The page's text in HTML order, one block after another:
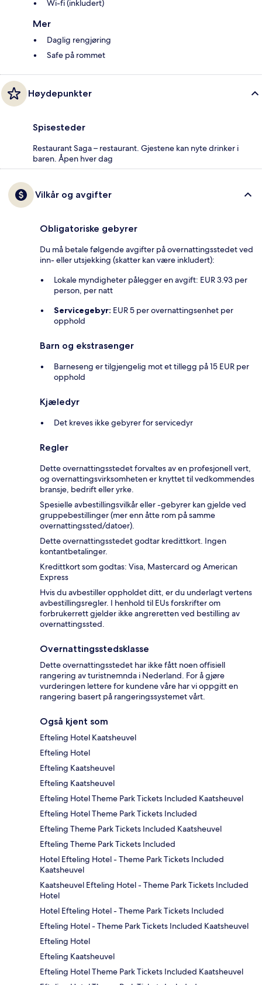
Wi-fi (inkludert)
Mer
Daglig rengjøring
Safe på rommet
Høydepunkter
Spisesteder
Restaurant Saga – restaurant. Gjestene kan nyte drinker i
baren. Åpen hver dag
Vilkår og avgifter
Obligatoriske gebyrer
Du må betale følgende avgifter på overnattingsstedet ved
inn- eller utsjekking (skatter kan være inkludert):
Lokale myndigheter pålegger en avgift: EUR 3.93 per
person, per natt
Servicegebyr: EUR 5 per overnattingsenhet per
opphold
Barn og ekstrasenger
Barneseng er tilgjengelig mot et tillegg på 15 EUR per
opphold
Kjæledyr
Det kreves ikke gebyrer for servicedyr
Regler
Dette overnattingsstedet forvaltes av en profesjonell vert,
og overnattingsvirksomheten er knyttet til vedkommendes
bransje, bedrift eller yrke.
Spesielle avbestillingsvilkår eller -gebyrer kan gjelde ved
gruppebestillinger (mer enn åtte rom på samme
overnattingssted/datoer).
Dette overnattingsstedet godtar kredittkort. Ingen
kontantbetalinger.
Kredittkort som godtas: Visa, Mastercard og American
Express
Hvis du avbestiller oppholdet ditt, er du underlagt vertens
avbestillingsregler. I henhold til EUs forskrifter om
forbrukerrett gjelder ikke angreretten ved bestilling av
overnattingssted.
Overnattingsstedsklasse
Dette overnattingsstedet har ikke fått noen offisiell
rangering av turistnemnda i Nederland. For å gjøre
vurderingen lettere for kundene våre har vi oppgitt en
rangering basert på rangeringssystemet vårt.
Også kjent som
Efteling Hotel Kaatsheuvel
Efteling Hotel
Efteling Kaatsheuvel
Efteling Kaatsheuvel
Efteling Hotel Theme Park Tickets Included Kaatsheuvel
Efteling Hotel Theme Park Tickets Included
Efteling Theme Park Tickets Included Kaatsheuvel
Efteling Theme Park Tickets Included
Hotel Efteling Hotel - Theme Park Tickets Included
Kaatsheuvel
Kaatsheuvel Efteling Hotel - Theme Park Tickets Included
Hotel
Hotel Efteling Hotel - Theme Park Tickets Included
Efteling Hotel - Theme Park Tickets Included Kaatsheuvel
Efteling Hotel
Efteling Kaatsheuvel
Efteling Hotel Theme Park Tickets Included Kaatsheuvel